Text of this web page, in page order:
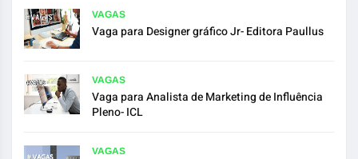
VAGAS
Vaga para Designer gráfico Jr- Editora Paullus
VAGAS
Vaga para Analista de Marketing de Influência
Pleno- ICL
VAGAS